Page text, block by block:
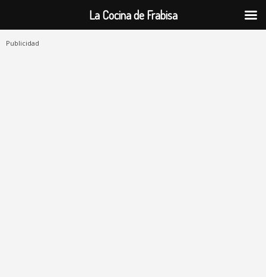
Publicidad
La Cocina de Frabisa